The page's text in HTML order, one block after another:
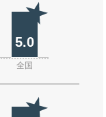
5.0
全国